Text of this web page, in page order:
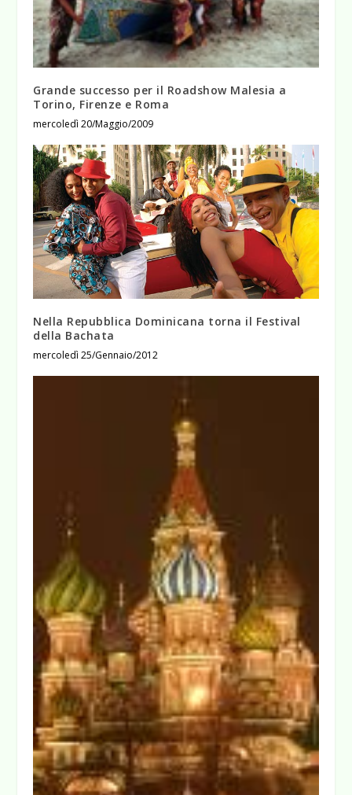
Grande successo per il Roadshow Malesia a
Torino, Firenze e Roma
mercoledì 20/Maggio/2009
Nella Repubblica Dominicana torna il Festival
della Bachata
mercoledì 25/Gennaio/2012